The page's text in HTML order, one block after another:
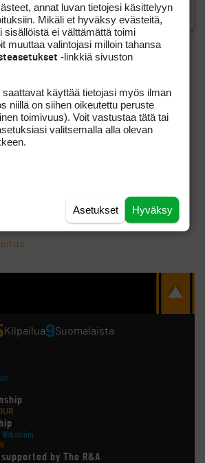
Jouko V.
Kilpailua9Suomalaista
Wikström
by The R&A
annat luvan tietojesi käsittelyyn
Mikäli et hyväksy evästeitä,
sisällöistä ei välttämättä toimi
muuttaa valintojasi milloin tahansa
-linkkiä sivuston
käyttää tietojasi myös ilman
niillä on siihen oikeutettu peruste
toimivuus). Voit vastustaa tätä tai
valitsemalla alla olevan
Hyväksy
Asetukset